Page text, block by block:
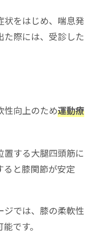
状をはじめ、喘息発
際には、受診した
性向上のため運動療
置する大腿四頭筋に
ると膝関節が安定
ジでは、膝の柔軟性
です。